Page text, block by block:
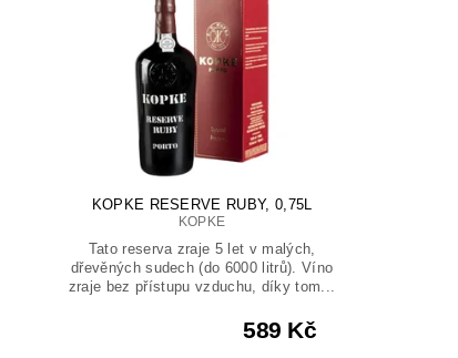
KOPKE RESERVE RUBY, 0,75L
KOPKE
Tato reserva zraje 5 let v malých,
dřevěných sudech (do 6000 litrů). Víno
zraje bez přístupu vzduchu, díky tom...
589 Kč